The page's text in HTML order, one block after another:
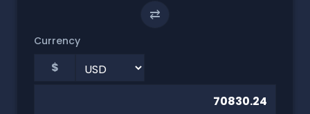
⇄
Currency
$